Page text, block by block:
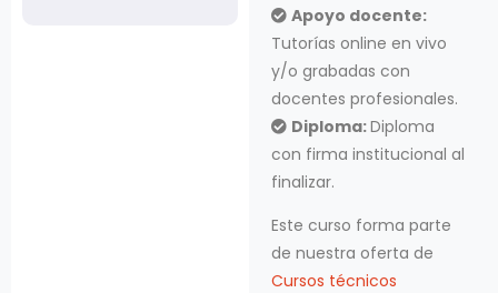
Apoyo docente:
Tutorías online en vivo
y/o grabadas con
docentes profesionales.
Diploma:Diploma
con firma institucional al
finalizar.
Este curso forma parte
de nuestra oferta de
Cursos técnicos